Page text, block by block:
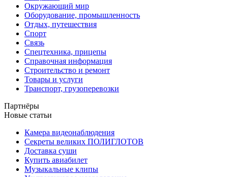
Окружающий мир
Оборудование, промышленность
Отдых, путешествия
Спорт
Связь
Спецтехника, прицепы
Справочная информация
Строительство и ремонт
Товары и услуги
Транспорт, грузоперевозки
Партнёры
Новые статьи
Камера видеонаблюдения
Секреты великих ПОЛИГЛОТОВ
Доставка суши
Купить авиабилет
Музыкальные клипы